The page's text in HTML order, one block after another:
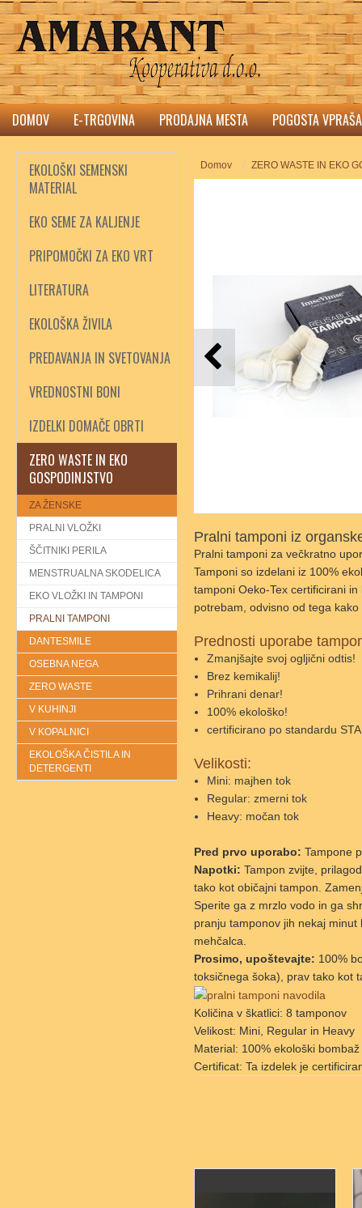
DOMOV E-TRGOVINA PRODAJNA MESTA POGOSTA
EKOLOŠKI SEMENSKI
MATERIAL
EKO SEME ZA KALJENJE
PRIPOMOČKI ZA EKO VRT
LITERATURA
EKOLOŠKA ŽIVILA
PREDAVANJA IN SVETOVANJA
VREDNOSTNI BONI
IZDELKI DOMAČE OBRTI
ZERO WASTE IN EKO
GOSPODINJSTVO
ZA ŽENSKE
PRALNI VLOŽKI
ŠČITNIKI PERILA
MENSTRUALNA SKODELICA
EKO VLOŽKI IN TAMPONI
PRALNI TAMPONI
DANTESMILE
OSEBNA NEGA
ZERO WASTE
V KUHINJI
V KOPALNICI
EKOLOŠKA ČISTILA IN
DETERGENTI
Domov ZERO WASTE IN EKO
Pralni tamponi iz
Pralni tamponi za večkratno
Tamponi so izdelani iz 100%
tamponi Oeko-Tex certificirani
potrebam, odvisno od tega
Prednosti uporabe
Zmanjšajte svoj ogljični odtis!
Brez kemikalij!
Prihrani denar!
100% ekološko!
certificirano po standardu
Velikosti:
Mini: majhen tok
Regular: zmerni tok
Heavy: močan tok
Pred prvo uporabo: Tampone
Napotki: Tampon zvijte,
tako kot običajni tampon.
Sperite ga z mrzlo vodo in ga
pranju tamponov jih nekaj
mehčalca.
Prosimo, upoštevajte: 100%
toksičnega šoka), prav tako kot
Količina v škatlici: 8 tamponov
Velikost: Mini, Regular in Heavy
Material: 100% ekološki bombaž
Certificat: Ta izdelek je